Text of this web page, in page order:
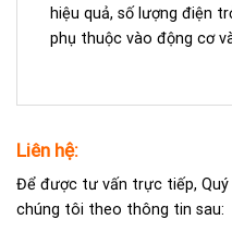
hiệu quả, số lượng điện
phụ thuộc vào động cơ
Liên hệ:
Để được tư vấn trực tiếp,
chúng tôi theo thông tin sau: